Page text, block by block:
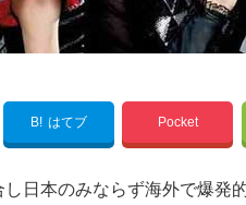
B! はてブ Pocket
日本のみならず海外で爆発